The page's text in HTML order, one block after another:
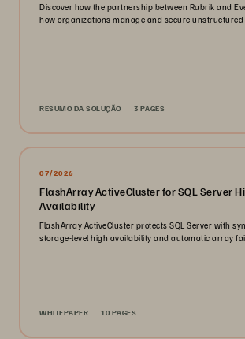
Discover how the partnership between Rubrik and
how organizations manage and secure unstructured
RESUMO DA SOLUÇÃO 3 PAGES
07/2026
FlashArray ActiveCluster for SQL Server
Availability
FlashArray ActiveCluster protects SQL Server with
storage-level high availability and automatic array
WHITEPAPER 10 PAGES